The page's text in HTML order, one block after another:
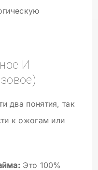
И
два понятия, так
к ожогам или
Это 100%